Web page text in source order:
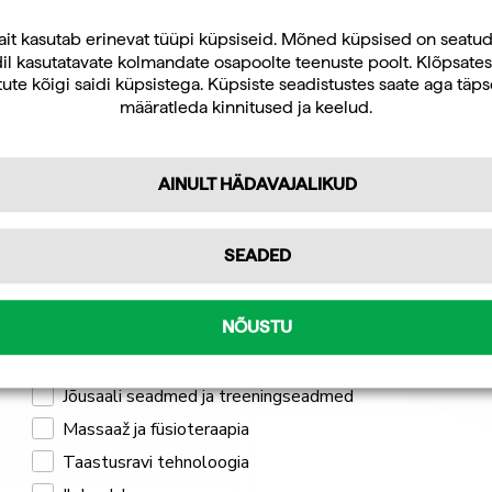
kasutab erinevat tüüpi küpsiseid. Mõned küpsised on
kasutatavate kolmandate osapoolte teenuste poolt.
kõigi saidi küpsistega. Küpsiste seadistustes saate aga
määratleda kinnitused ja keelud.
AINULT HÄDAVAJALIKUD
SEADED
NÕUSTU
Uudiskirja tellijana saate jooksvat teavet ja
pakkumisi teid huvitavate küsimuste kohta
ning 10% allahindlust oma esimeselt veebipoe
tellimuselt.
Tellin
Professionaalseks kasutamiseks
Mulle pakub huvi
Jõusaali seadmed ja treeningseadmed
Massaaž ja füsioteraapia
Taastusravi tehnoloogia